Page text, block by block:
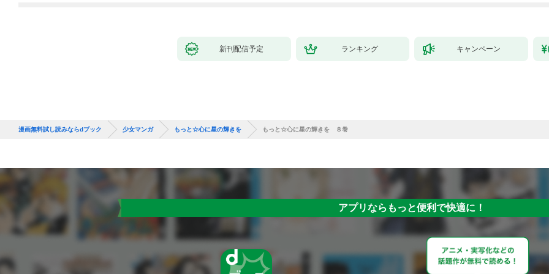
新刊配信予定 ランキング キャンペーン
漫画無料試し読みならdブック 少女マンガ もっと☆心に星の輝きを もっと☆心に星の輝きを ８巻
アプリならもっと便利で快適に！